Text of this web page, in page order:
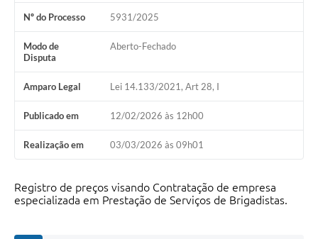
Nº do Processo 5931/2025
Modo de
Disputa
Aberto-Fechado
Amparo Legal Lei 14.133/2021, Art 28, I
Publicado em 12/02/2026 às 12h00
Realização em 03/03/2026 às 09h01
Registro de preços visando Contratação de empresa
especializada em Prestação de Serviços de Brigadistas.